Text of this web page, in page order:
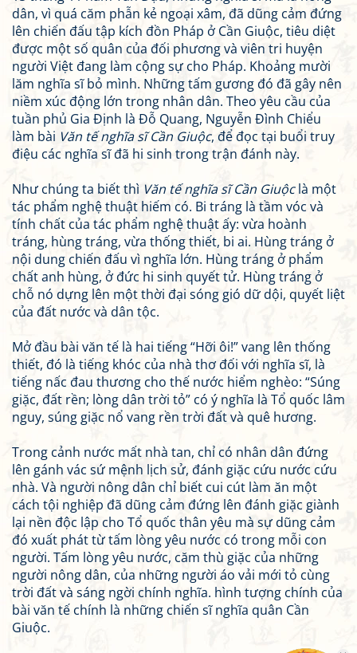
dân, vì quá căm phẫn kẻ ngoại xâm, đã dũng cảm đứng
lên chiến đấu tập kích đồn Pháp ở Cần Giuộc, tiêu diệt
được một số quân của đối phương và viên tri huyện
người Việt đang làm cộng sự cho Pháp. Khoảng mười
lăm nghĩa sĩ bỏ mình. Những tấm gương đó đã gây nên
niềm xúc động lớn trong nhân dân. Theo yêu cầu của
tuần phủ Gia Định là Đỗ Quang, Nguyễn Đình Chiểu
làm bài Văn tế nghĩa sĩ Cần Giuộc, để đọc tại buổi truy
điệu các nghĩa sĩ đã hi sinh trong trận đánh này.
Như chúng ta biết thì Văn tế nghĩa sĩ Cần Giuộclà một
tác phẩm nghệ thuật hiếm có. Bi tráng là tầm vóc và
tính chất của tác phẩm nghệ thuật ấy: vừa hoành
tráng, hùng tráng, vừa thống thiết, bi ai. Hùng tráng ở
nội dung chiến đấu vì nghĩa lớn. Hùng tráng ở phẩm
chất anh hùng, ở đức hi sinh quyết tử. Hùng tráng ở
chỗ nó dựng lên một thời đại sóng gió dữ dội, quyết liệt
của đất nước và dân tộc.
Mở đầu bài văn tế là hai tiếng “Hỡi ôi!” vang lên thống
thiết, đó là tiếng khóc của nhà thơ đối với nghĩa sĩ, là
tiếng nấc đau thương cho thế nước hiểm nghèo: “Súng
giặc, đất rền; lòng dân trời tỏ” có ý nghĩa là Tổ quốc lâm
nguy, súng giặc nổ vang rền trời đất và quê hương.
Trong cảnh nước mất nhà tan, chỉ có nhân dân đứng
lên gánh vác sứ mệnh lịch sử, đánh giặc cứu nước cứu
nhà. Và người nông dân chỉ biết cui cút làm ăn một
cách tội nghiệp đã dũng cảm đứng lên đánh giặc giành
lại nền độc lập cho Tổ quốc thân yêu mà sự dũng cảm
đó xuất phát từ tấm lòng yêu nước có trong mỗi con
người. Tấm lòng yêu nước, căm thù giặc của những
người nông dân, của những người áo vải mới tỏ cùng
trời đất và sáng ngời chính nghĩa. hình tượng chính của
bài văn tế chính là những chiến sĩ nghĩa quân Cần
Giuộc.